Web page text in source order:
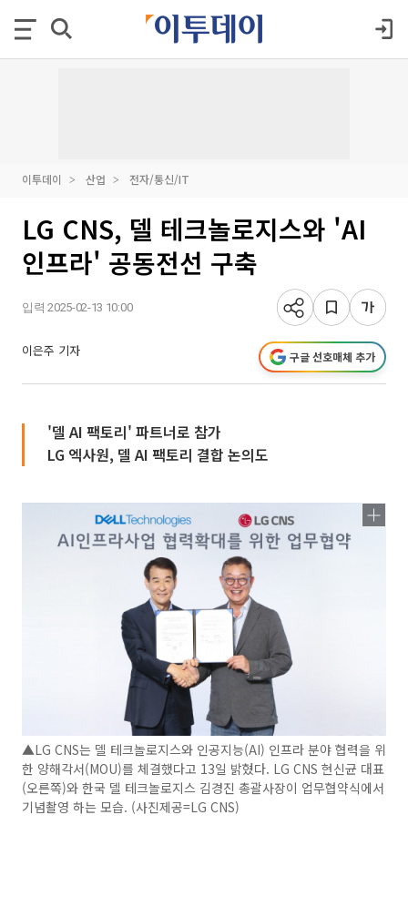
이투데이 산업 전자/통신/IT
LG CNS, 델 테크놀로지스와 'AI
인프라' 공동전선 구축
입력 2025-02-13 10:00
이은주 기자 구글 선호매체 추가
'델 AI 팩토리' 파트너로 참가
LG 엑사원, 델 AI 팩토리 결합 논의도
▲LG CNS는 델 테크놀로지스와 인공지능(AI) 인프라 분야 협력을 위
한 양해각서(MOU)를 체결했다고 13일 밝혔다. LG CNS 현신균 대표
(오른쪽)와 한국 델 테크놀로지스 김경진 총괄사장이 업무협약식에서
기념촬영 하는 모습. (사진제공=LG CNS)